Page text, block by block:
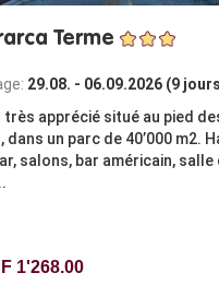
Terme
29.08. - 06.09.2026 (9
apprécié situé au pied
dans un parc de 40’000 m2.
salons, bar américain,
1'268.00